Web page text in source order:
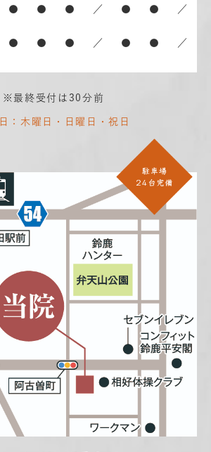
● ● ● ／ ● ● ／
● ● ● ／ ● ● ／
※最終受付は30分前
：木曜日・日曜日・祝日